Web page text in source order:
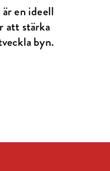
en ideell
att stärka
byn.